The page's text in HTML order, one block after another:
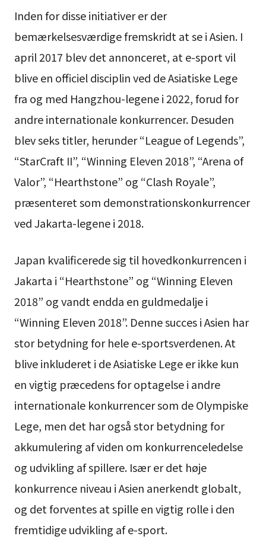
Inden for disse initiativer er der
bemærkelsesværdige fremskridt at se i Asien. I
april 2017 blev det annonceret, at e-sport vil
blive en officiel disciplin ved de Asiatiske Lege
fra og med Hangzhou-legene i 2022, forud for
andre internationale konkurrencer. Desuden
blev seks titler, herunder “League of Legends”,
“StarCraft II”, “Winning Eleven 2018”, “Arena of
Valor”, “Hearthstone” og “Clash Royale”,
præsenteret som demonstrationskonkurrencer
ved Jakarta-legene i 2018.
Japan kvalificerede sig til hovedkonkurrencen i
Jakarta i “Hearthstone” og “Winning Eleven
2018” og vandt endda en guldmedalje i
“Winning Eleven 2018”. Denne succes i Asien har
stor betydning for hele e-sportsverdenen. At
blive inkluderet i de Asiatiske Lege er ikke kun
en vigtig præcedens for optagelse i andre
internationale konkurrencer som de Olympiske
Lege, men det har også stor betydning for
akkumulering af viden om konkurrenceledelse
og udvikling af spillere. Især er det høje
konkurrence niveau i Asien anerkendt globalt,
og det forventes at spille en vigtig rolle i den
fremtidige udvikling af e-sport.